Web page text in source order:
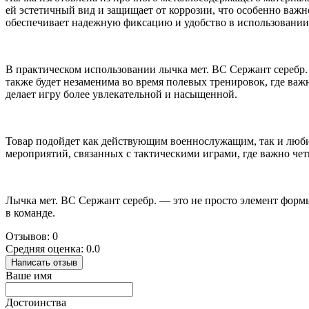
ей эстетичный вид и защищает от коррозии, что особенно
обеспечивает надежную фиксацию и удобство в
В практическом использовании лычка мет. ВС Сержант
также будет незаменима во время полевых тренировок, где
делает игру более увлекательной и насыщенной.
Товар подойдет как действующим военнослужащим, так и
мероприятий, связанных с тактическими играми, где важно
Лычка мет. ВС Сержант серебр. — это не просто элемент
в команде.
Отзывов: 0
Средняя оценка: 0.0
Написать отзыв
Ваше имя
Достоинства